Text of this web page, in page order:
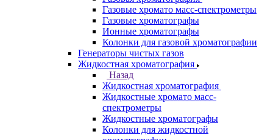
Анализаторы органических веществ
Анализаторы покрытий
Анализаторы размера частиц
Анализаторы ртути
Элементные анализаторы
Газовая хроматография
Назад
Газовая хроматография
Газовые хромато масс-спектрометры
Газовые хроматографы
Ионные хроматографы
Колонки для газовой хроматографии